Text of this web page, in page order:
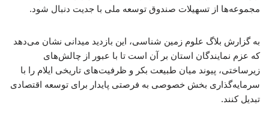
مجموعه‌ها از تسهیلات صندوق توسعه ملی با جدیت دنبال شود.
به گزارش بلاگ علوم زمین شناسی، این بازدید میدانی نشان می‌دهد
که عزم نمایندگان استان بر آن است تا با عبور از چالش‌های
زیرساختی، پیوند میان طبیعت بکر و ظرفیت‌های تاریخی ایلام را با
سرمایه‌گذاری بخش خصوصی به فرصتی پایدار برای توسعه اقتصادی
تبدیل کنند.